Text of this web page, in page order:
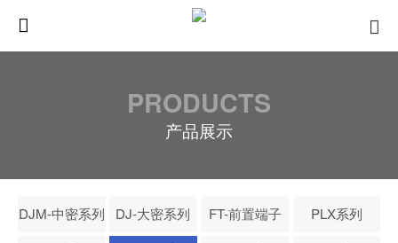
PRODUCTS
产品展示
DJM-中密系列 DJ-大密系列 FT-前置端子 PLX系列